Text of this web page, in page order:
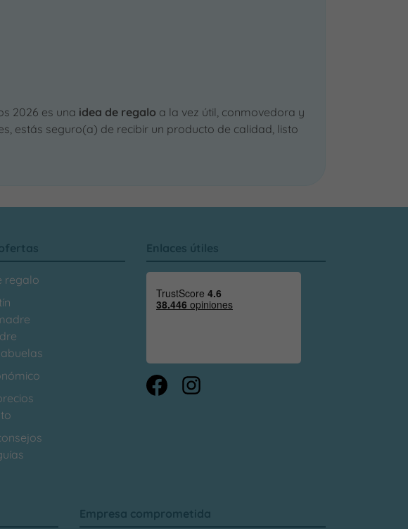
2026 es una idea de regalo a la vez útil, conmovedora y
estás seguro(a) de recibir un producto de calidad, listo
regalo
Enlaces útiles
Empresa comprometida